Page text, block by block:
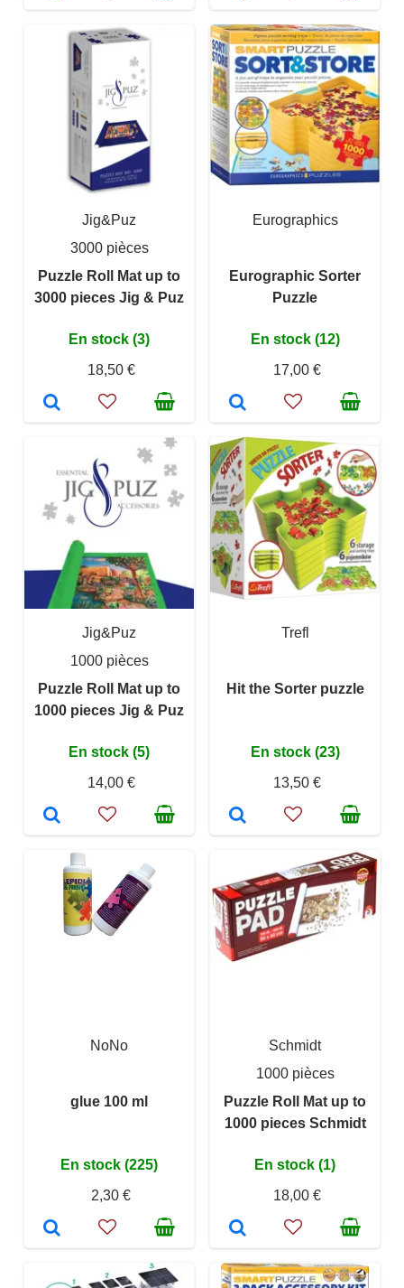
Jig&Puz
3000 pièces
Puzzle Roll Mat up to
3000 pieces Jig & Puz
En stock (3)
18,50 €
Eurographics
Eurographic Sorter
Puzzle
En stock (12)
17,00 €
Jig&Puz
1000 pièces
Puzzle Roll Mat up to
1000 pieces Jig & Puz
En stock (5)
14,00 €
Trefl
Hit the Sorter puzzle
En stock (23)
13,50 €
NoNo
glue 100 ml
En stock (225)
2,30 €
Schmidt
1000 pièces
Puzzle Roll Mat up to
1000 pieces Schmidt
En stock (1)
18,00 €